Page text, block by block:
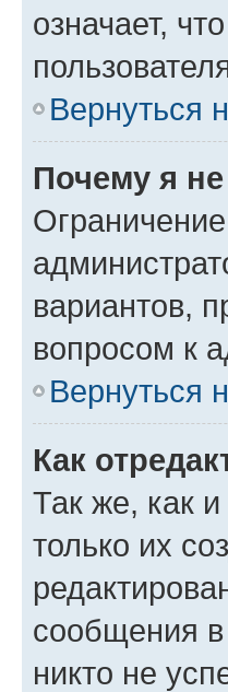
означает,
Вернуться
Почему я
вариантов,
вопросом к
Вернуться
Как
Так же, как
только их
сообщения в
никто не